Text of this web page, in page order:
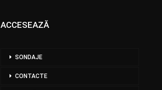
ACCESEAZĂ
SONDAJE
CONTACTE